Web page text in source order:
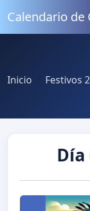
Calendario de
Inicio Festivos
Día